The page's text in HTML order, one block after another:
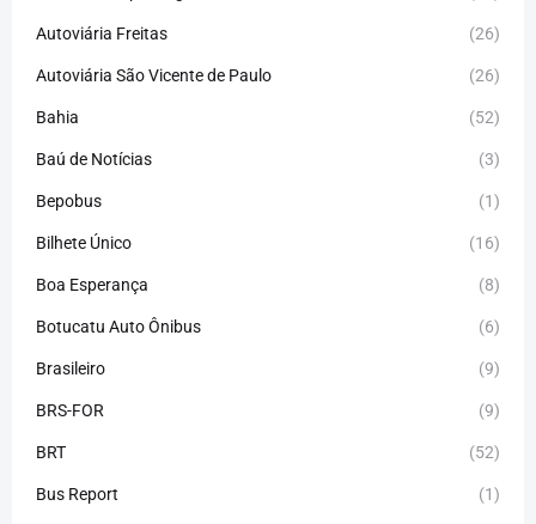
Autoviária Freitas (26)
Autoviária São Vicente de Paulo (26)
Bahia (52)
Baú de Notícias (3)
Bepobus (1)
Bilhete Único (16)
Boa Esperança (8)
Botucatu Auto Ônibus (6)
Brasileiro (9)
BRS-FOR (9)
BRT (52)
Bus Report (1)